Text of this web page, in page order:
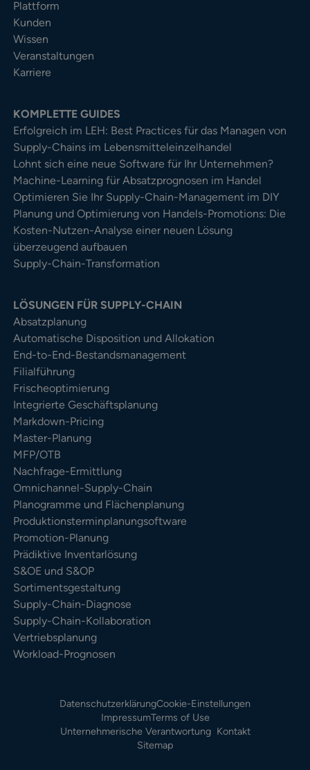
Plattform
Kunden
Wissen
Veranstaltungen
Karriere
KOMPLETTE GUIDES
Erfolgreich im LEH: Best Practices für das Managen von
Supply-Chains im Lebensmitteleinzelhandel
Lohnt sich eine neue Software für Ihr Unternehmen?
Machine-Learning für Absatzprognosen im Handel
Optimieren Sie Ihr Supply-Chain-Management im DIY
Planung und Optimierung von Handels-Promotions: Die
Kosten-Nutzen-Analyse einer neuen Lösung
überzeugend aufbauen
Supply-Chain-Transformation
LÖSUNGEN FÜR SUPPLY-CHAIN
Absatzplanung
Automatische Disposition und Allokation
End-to-End-Bestandsmanagement
Filialführung
Frischeoptimierung
Integrierte Geschäftsplanung
Markdown-Pricing
Master-Planung
MFP/OTB
Nachfrage-Ermittlung
Omnichannel-Supply-Chain
Planogramme und Flächenplanung
Produktionsterminplanungsoftware
Promotion-Planung
Prädiktive Inventarlösung
S&OE und S&OP
Sortimentsgestaltung
Supply-Chain-Diagnose
Supply-Chain-Kollaboration
Vertriebsplanung
Workload-Prognosen
DatenschutzerklärungCookie-Einstellungen
ImpressumTerms of Use
Unternehmerische Verantwortung Kontakt
Sitemap